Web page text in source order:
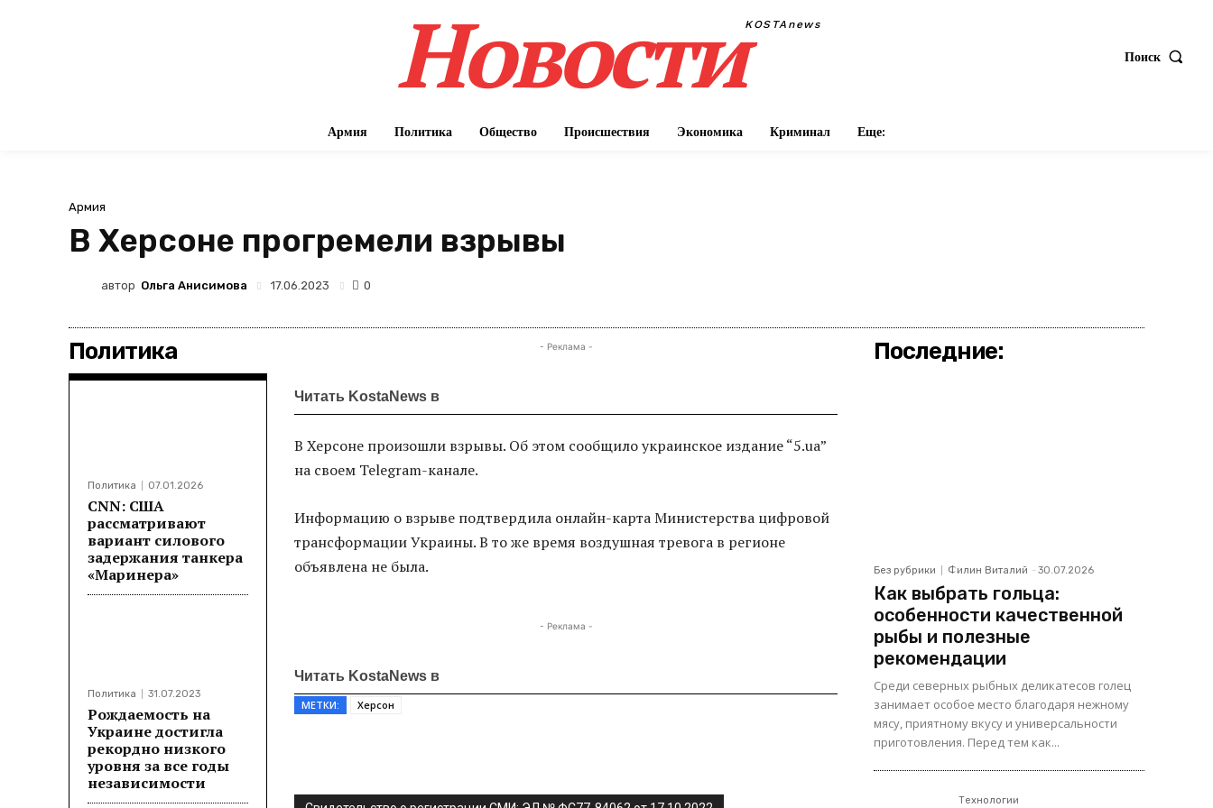
НовостиKOSTAnews
Поиск
Армия Политика Общество Происшествия Экономика Криминал Еще:
Армия
В Херсоне прогремели взрывы
автор Ольга Анисимова 17.06.2023 0
Политика
Политика 07.01.2026
CNN: США
рассматривают
вариант силового
задержания танкера
«Маринера»
Политика 31.07.2023
Рождаемость на
Украине достигла
рекордно низкого
уровня за все годы
независимости
- Реклама -
Читать KostaNews в
В Херсоне произошли взрывы. Об этом сообщило украинское издание “5.ua”
на своем Telegram-канале.
Информацию о взрыве подтвердила онлайн-карта Министерства цифровой
трансформации Украины. В то же время воздушная тревога в регионе
объявлена не была.
- Реклама -
Читать KostaNews в
МЕТКИ: Херсон
Последние:
Без рубрики Филин Виталий - 30.07.2026
Как выбрать гольца:
особенности качественной
рыбы и полезные
рекомендации
Среди северных рыбных деликатесов голец
занимает особое место благодаря нежному
мясу, приятному вкусу и универсальности
приготовления. Перед тем как...
Технологии